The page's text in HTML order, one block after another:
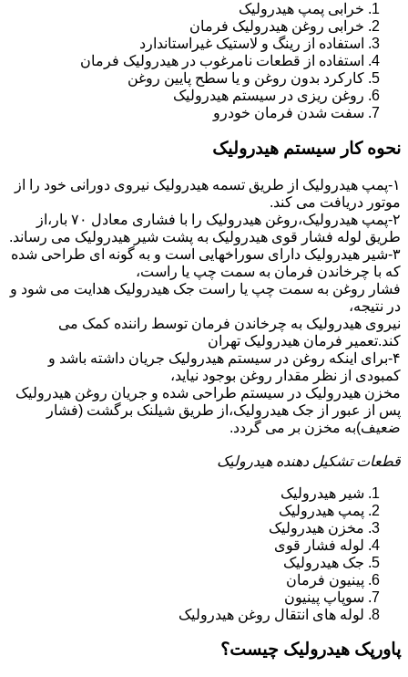
خرابی پمپ هیدرولیک
خرابی روغن هیدرولیک فرمان
استفاده از رینگ و لاستیک غیراستاندارد
استفاده از قطعات نامرغوب در هیدرولیک فرمان
کارکرد بدون روغن و یا سطح پایین روغن
روغن ریزی در سیستم هیدرولیک
سفت شدن فرمان خودرو
نحوه کار سیستم هیدرولیک
۱-پمپ هیدرولیک از طریق تسمه هیدرولیک نیروی دورانی خود را از
موتور دریافت می کند.
۲-پمپ هیدرولیک،روغن هیدرولیک را با فشاری معادل ۷۰ بار،از
طریق لوله فشار قوی هیدرولیک به پشت شیر هیدرولیک می رساند.
۳-شیر هیدرولیک دارای سوراخهایی است و به گونه ای طراحی شده
که با چرخاندن فرمان به سمت چپ یا راست،
فشار روغن به سمت چپ یا راست جک هیدرولیک هدایت می شود و
در نتیجه،
نیروی هیدرولیک به چرخاندن فرمان توسط راننده کمک می
کند.تعمیر فرمان هیدرولیک تهران
۴-برای اینکه روغن در سیستم هیدرولیک جریان داشته باشد و
کمبودی از نظر مقدار روغن بوجود نیاید،
مخزن هیدرولیک در سیستم طراحی شده و جریان روغن هیدرولیک
پس از عبور از جک هیدرولیک،از طریق شیلنک برگشت (فشار
ضعیف)به مخزن بر می گردد.
قطعات تشکیل دهنده هیدرولیک
شیر هیدرولیک
پمپ هیدرولیک
مخزن هیدرولیک
لوله فشار قوی
جک هیدرولیک
پینیون فرمان
سوپاپ پینیون
لوله های انتقال روغن هیدرولیک
پاورپک هیدرولیک چیست؟